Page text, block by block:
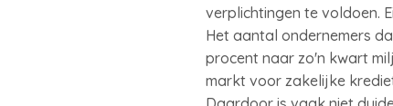
verplichtingen te voldoen.
Het aantal ondernemers
procent naar zo'n kwart
markt voor zakelijke